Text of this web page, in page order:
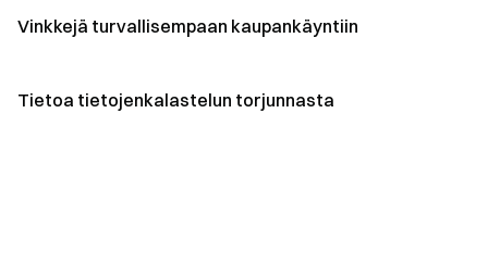
Vinkkejä turvallisempaan kaupankäyntiin
Tietoa tietojenkalastelun torjunnasta